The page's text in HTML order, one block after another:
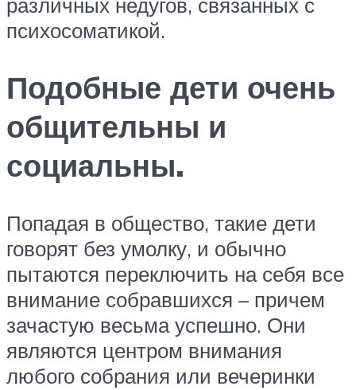
психосоматикой.
Подобные дети очень
общительны и
социальны.
Попадая в общество, такие дети
говорят без умолку, и обычно
пытаются переключить на себя все
внимание собравшихся – причем
зачастую весьма успешно. Они
являются центром внимания
любого собрания или вечеринки